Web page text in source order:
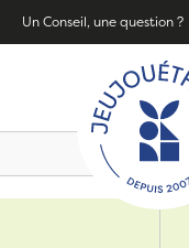
Un Conseil, une question ?